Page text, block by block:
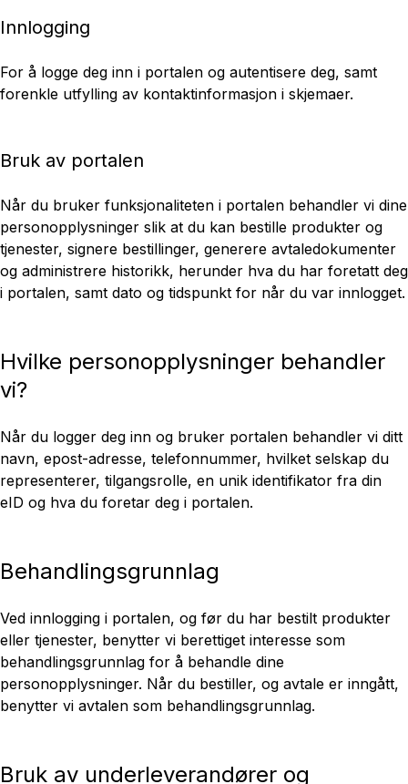
Innlogging
For å logge deg inn i portalen og autentisere deg, samt
forenkle utfylling av kontaktinformasjon i skjemaer.
Bruk av portalen
Når du bruker funksjonaliteten i portalen behandler vi dine
personopplysninger slik at du kan bestille produkter og
tjenester, signere bestillinger, generere avtaledokumenter
og administrere historikk, herunder hva du har foretatt deg
i portalen, samt dato og tidspunkt for når du var innlogget.
Hvilke personopplysninger behandler
vi?
Når du logger deg inn og bruker portalen behandler vi ditt
navn, epost-adresse, telefonnummer, hvilket selskap du
representerer, tilgangsrolle, en unik identifikator fra din
eID og hva du foretar deg i portalen.
Behandlingsgrunnlag
Ved innlogging i portalen, og før du har bestilt produkter
eller tjenester, benytter vi berettiget interesse som
behandlingsgrunnlag for å behandle dine
personopplysninger. Når du bestiller, og avtale er inngått,
benytter vi avtalen som behandlingsgrunnlag.
Bruk av underleverandører og